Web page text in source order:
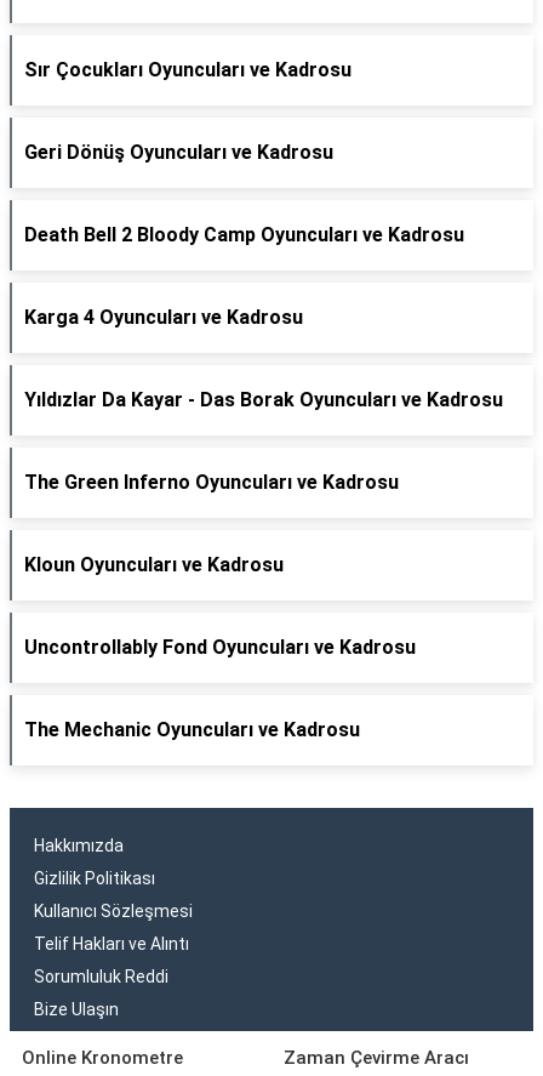
Sır Çocukları Oyuncuları ve Kadrosu
Geri Dönüş Oyuncuları ve Kadrosu
Death Bell 2 Bloody Camp Oyuncuları ve Kadrosu
Karga 4 Oyuncuları ve Kadrosu
Yıldızlar Da Kayar - Das Borak Oyuncuları ve Kadrosu
The Green Inferno Oyuncuları ve Kadrosu
Kloun Oyuncuları ve Kadrosu
Uncontrollably Fond Oyuncuları ve Kadrosu
The Mechanic Oyuncuları ve Kadrosu
Hakkımızda
Gizlilik Politikası
Kullanıcı Sözleşmesi
Telif Hakları ve Alıntı
Sorumluluk Reddi
Bize Ulaşın
Online Kronometre
Zaman Çevirme Aracı